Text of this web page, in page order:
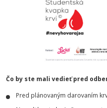
Čo by ste mali vedieť pred
Pred plánovaným darovaním